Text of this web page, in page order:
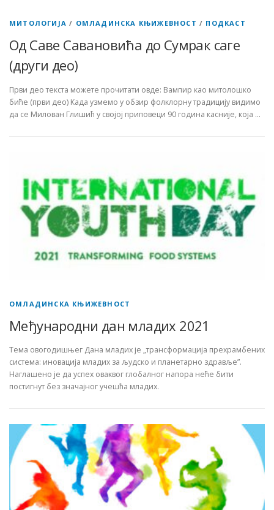
МИТОЛОГИЈА / ОМЛАДИНСКА КЊИЖЕВНОСТ / ПОДКАСТ
Од Саве Савановића до Сумрак саге
(други део)
Први део текста можете прочитати овде: Вампир као митолошко
биће (први део) Када узмемо у обзир фолклорну традицију видимо
да се Милован Глишић у својој приповеци 90 година касније, која …
ОМЛАДИНСКА КЊИЖЕВНОСТ
Међународни дан младих 2021
Тема овогодишњег Дана младих је „трансформација прехрамбених
система: иновација младих за људско и планетарно здравље”.
Наглашено је да успех оваквог глобалног напора неће бити
постигнут без значајног учешћа младих.